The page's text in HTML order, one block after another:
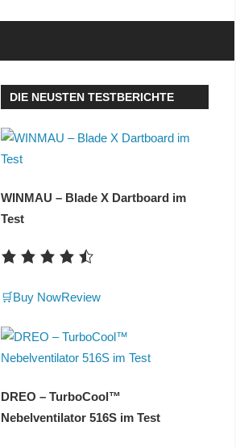
DIE NEUSTEN TESTBERICHTE
WINMAU – Blade X Dartboard im
Test
🛒Buy NowReview
DREO – TurboCool™
Nebelventilator 516S im Test